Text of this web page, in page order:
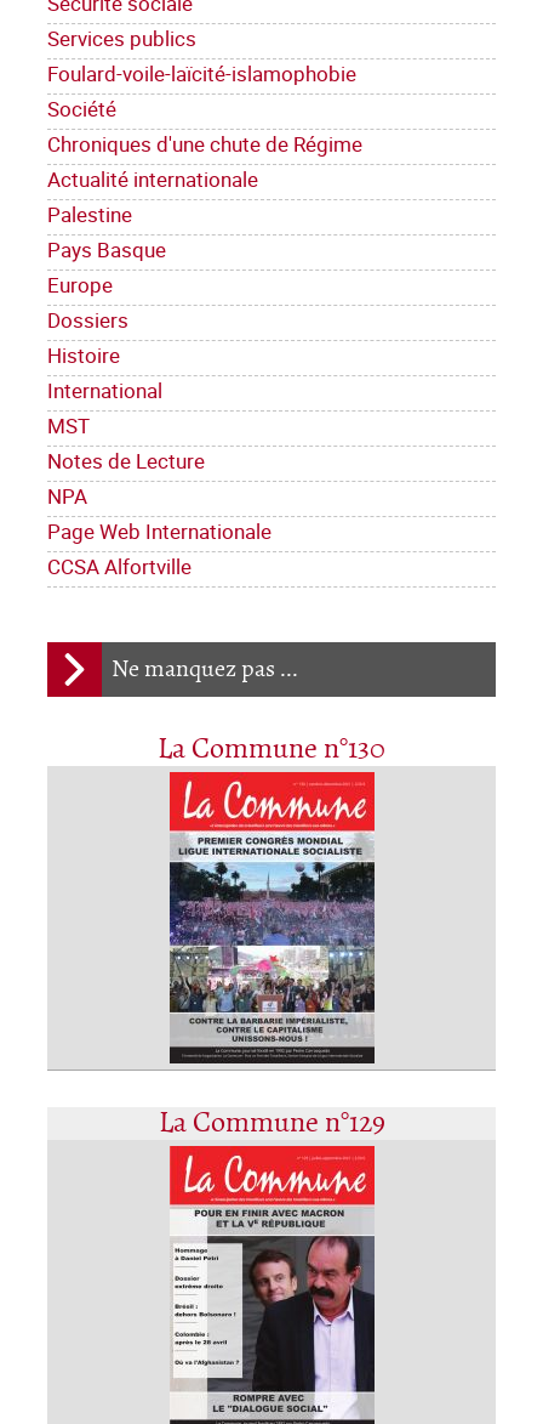
Services publics
Foulard-voile-laïcité-islamophobie
Société
Chroniques d'une chute de Régime
Actualité internationale
Palestine
Pays Basque
Europe
Dossiers
Histoire
International
MST
Notes de Lecture
NPA
Page Web Internationale
CCSA Alfortville
Ne manquez pas ...
La Commune n°130
La Commune n°129